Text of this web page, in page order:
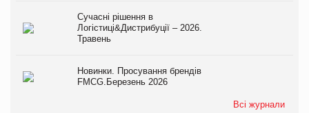
Сучасні рішення в
Логістиці&Дистрибуції – 2026.
Травень
Новинки. Просування брендів
FMCG.Березень 2026
Всі журнали